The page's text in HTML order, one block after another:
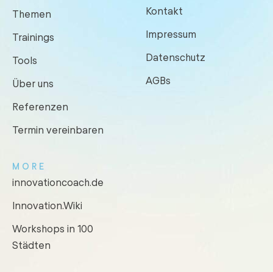
Themen
Trainings
Tools
Über uns
Referenzen
Termin vereinbaren
Kontakt
Impressum
Datenschutz
AGBs
MORE
innovationcoach.de
Innovation.Wiki
Workshops in 100
Städten